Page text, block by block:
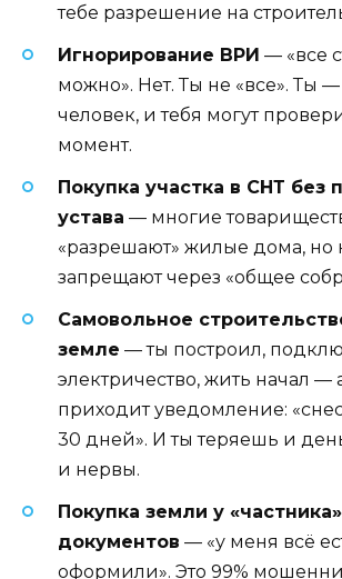
тебе разрешение на
Игнорирование ВРИ — «все
можно». Нет. Ты не «все». Ты
человек, и тебя могут
момент.
Покупка участка в СНТ без
устава — многие
«разрешают» жилые дома, но
запрещают через «общее
Самовольное
земле — ты построил,
электричество, жить начал —
приходит уведомление:
30 дней». И ты теряешь и
и нервы.
Покупка земли у
документов — «у меня всё
оформили». Это 99%